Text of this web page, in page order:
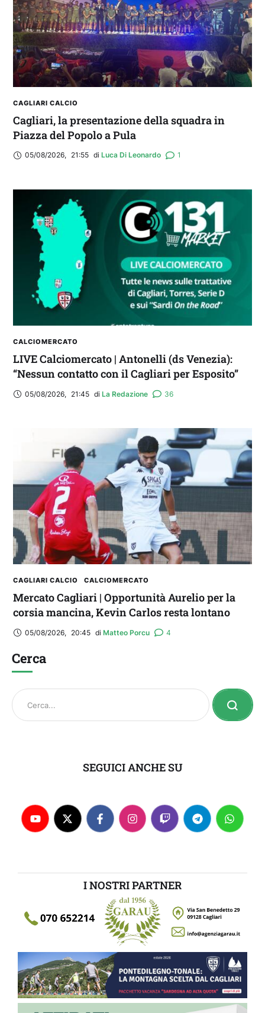
CAGLIARI CALCIO
Cagliari, la presentazione della squadra in
Piazza del Popolo a Pula
05/08/2026, 21:55 di Luca Di Leonardo 1
CALCIOMERCATO
LIVE Calciomercato | Antonelli (ds Venezia):
“Nessun contatto con il Cagliari per Esposito”
05/08/2026, 21:45 di La Redazione 36
CAGLIARI CALCIO CALCIOMERCATO
Mercato Cagliari | Opportunità Aurelio per la
corsia mancina, Kevin Carlos resta lontano
05/08/2026, 20:45 di Matteo Porcu 4
Cerca
SEGUICI ANCHE SU
I NOSTRI PARTNER